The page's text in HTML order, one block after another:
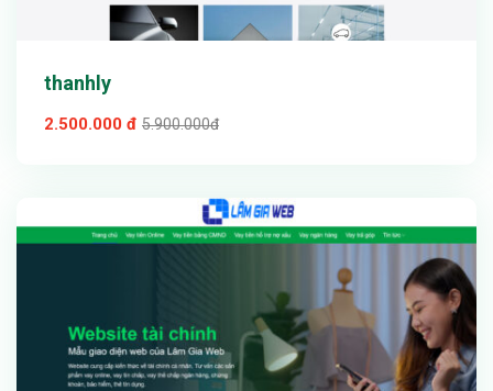
thanhly
2.500.000 đ 5.900.000đ
Chi tiết